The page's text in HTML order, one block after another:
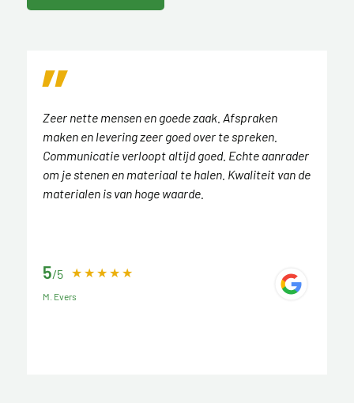
Zeer nette mensen en goede zaak. Afspraken
maken en levering zeer goed over te spreken.
Communicatie verloopt altijd goed. Echte aanrader
om je stenen en materiaal te halen. Kwaliteit van de
materialen is van hoge waarde.
5/5
M. Evers